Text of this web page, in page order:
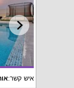
איש קשר: